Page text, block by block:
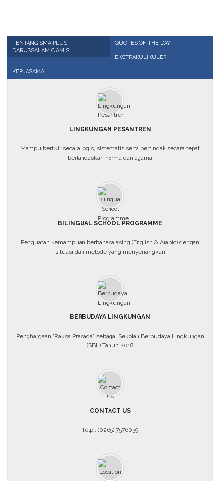
TENTANG SMA PLUS
DARUSSALAM CIAMIS
QUOTES OF THE DAY
EKSTRAKULIKULER
KERJASAMA
LINGKUNGAN PESANTREN
Mampu berfikir secara logis, sistematis serta bertindak secara tepat
berlandaskan norma dan agama
BILINGUAL SCHOOL PROGRAMME
Penguatan kemampuan berbahasa asing (English & Arabic) dengan
situasi dan metode yang menyenangkan
BERBUDAYA LINGKUNGAN
Penghargaan "Raksa Prasada" sebagai Sekolah Berbudaya Lingkungan
(SBL) Tahun 2018
CONTACT US
Telp : (0265) 7576039